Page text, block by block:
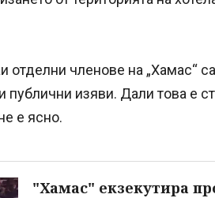
отделни членове на „Хамас“
публични изяви. Дали това е
е ясно.
"Хамас" екзекутира